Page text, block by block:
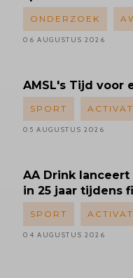
ONDERZOEK
06 AUGUSTUS 2026
AMSL's Tijd voor
SPORT
05 AUGUSTUS 2026
AA Drink
in 25 jaar tijdens
SPORT
04 AUGUSTUS 2026